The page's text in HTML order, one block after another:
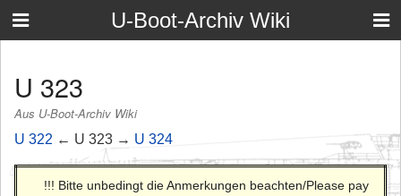
U-Boot-Archiv Wiki
U 323
Aus U-Boot-Archiv Wiki
U 322 ← U 323 → U 324
!!! Bitte unbedingt die Anmerkungen beachten/Please pay